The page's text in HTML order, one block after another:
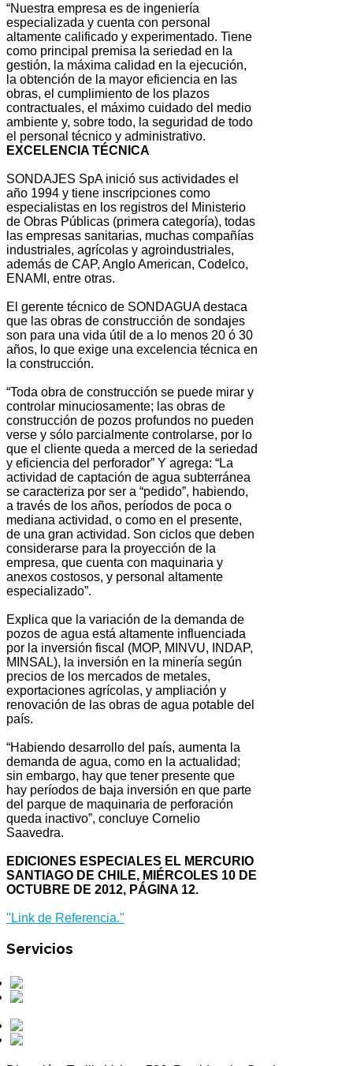
“Nuestra empresa es de ingeniería
especializada y cuenta con personal
altamente calificado y experimentado. Tiene
como principal premisa la seriedad en la
gestión, la máxima calidad en la ejecución,
la obtención de la mayor eficiencia en las
obras, el cumplimiento de los plazos
contractuales, el máximo cuidado del medio
ambiente y, sobre todo, la seguridad de todo
el personal técnico y administrativo.
EXCELENCIA TÉCNICA
SONDAJES SpA inició sus actividades el
año 1994 y tiene inscripciones como
especialistas en los registros del Ministerio
de Obras Públicas (primera categoría), todas
las empresas sanitarias, muchas compañías
industriales, agrícolas y agroindustriales,
además de CAP, Anglo American, Codelco,
ENAMI, entre otras.
El gerente técnico de SONDAGUA destaca
que las obras de construcción de sondajes
son para una vida útil de a lo menos 20 ó 30
años, lo que exige una excelencia técnica en
la construcción.
“Toda obra de construcción se puede mirar y
controlar minuciosamente; las obras de
construcción de pozos profundos no pueden
verse y sólo parcialmente controlarse, por lo
que el cliente queda a merced de la seriedad
y eficiencia del perforador” Y agrega: “La
actividad de captación de agua subterránea
se caracteriza por ser a “pedido”, habiendo,
a través de los años, períodos de poca o
mediana actividad, o como en el presente,
de una gran actividad. Son ciclos que deben
considerarse para la proyección de la
empresa, que cuenta con maquinaria y
anexos costosos, y personal altamente
especializado”.
Explica que la variación de la demanda de
pozos de agua está altamente influenciada
por la inversión fiscal (MOP, MINVU, INDAP,
MINSAL), la inversión en la minería según
precios de los mercados de metales,
exportaciones agrícolas, y ampliación y
renovación de las obras de agua potable del
país.
“Habiendo desarrollo del país, aumenta la
demanda de agua, como en la actualidad;
sin embargo, hay que tener presente que
hay períodos de baja inversión en que parte
del parque de maquinaria de perforación
queda inactivo”, concluye Cornelio
Saavedra.
EDICIONES ESPECIALES EL MERCURIO
SANTIAGO DE CHILE, MIÉRCOLES 10 DE
OCTUBRE DE 2012, PÁGINA 12.
"Link de Referencia."
Servicios